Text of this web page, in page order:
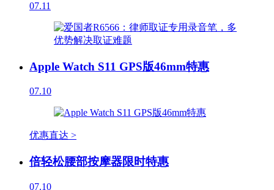
07.11
Apple Watch S11 GPS版46mm特惠
07.10
优惠直达 >
倍轻松腰部按摩器限时特惠
07.10